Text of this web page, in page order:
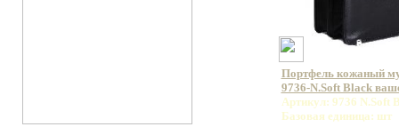
Портфель кожаный
9736-N.Soft Black
Артикул: 9736 N.Soft
Базовая единица: шт